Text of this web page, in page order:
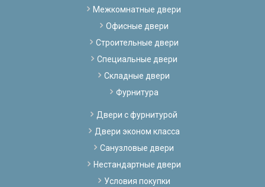
Межкомнатные двери
Офисные двери
Строительные двери
Специальные двери
Складные двери
Фурнитура
Двери с фурнитурой
Двери эконом класса
Санузловые двери
Нестандартные двери
Условия покупки